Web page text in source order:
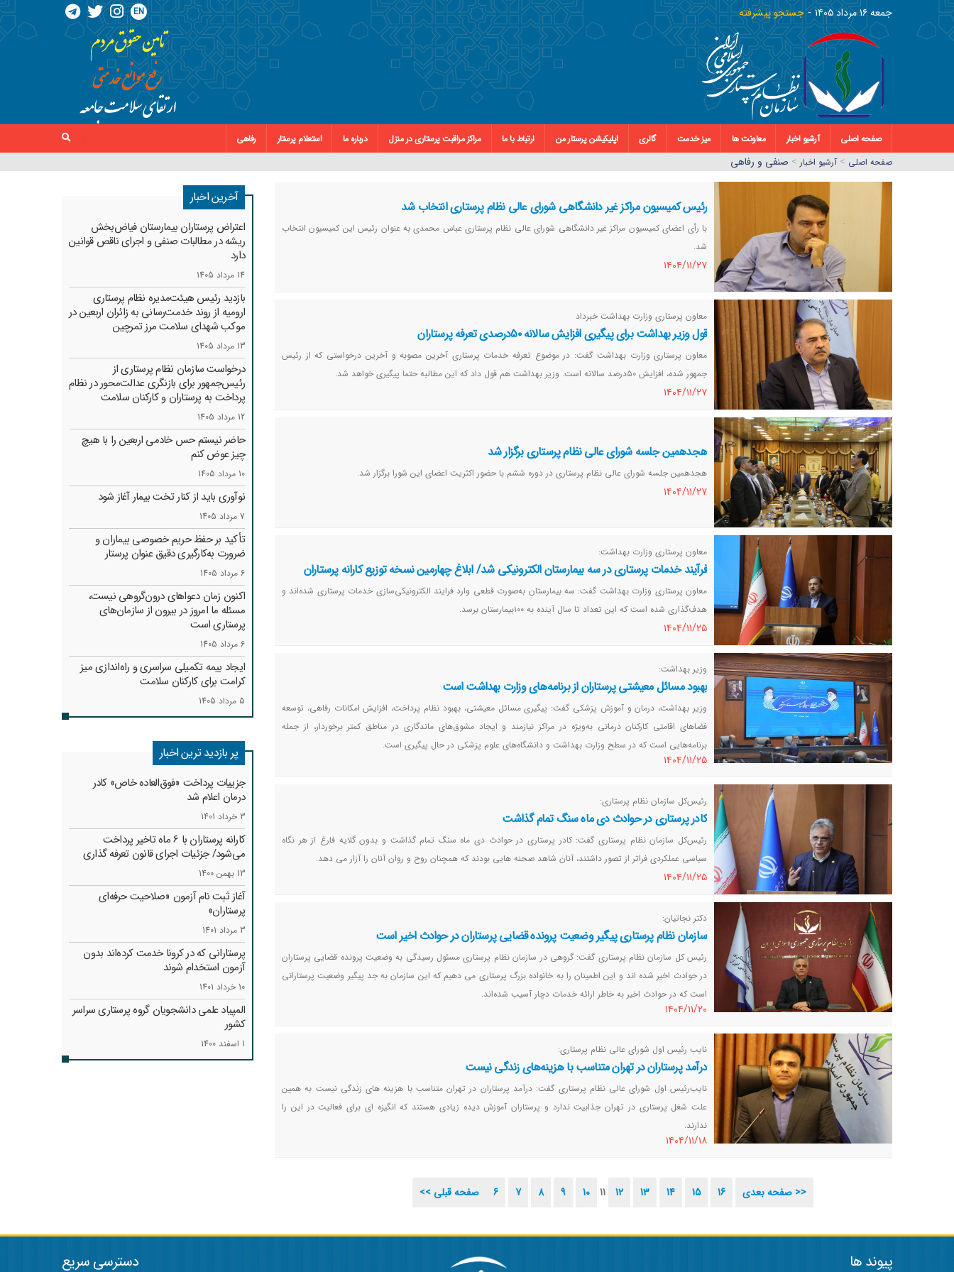
جمعه ١٦ مرداد ١٤٠٥ جستجو پیشرفته EN
صفحه اصلی آرشیو اخبار معاونت ها میز خدمت گالری اپلیکیشن پرستار من ارتباط با ما مراکز مراقبت پرستاری در منزل درباره ما استعلام پرستار
رفاهی
صفحه اصلي > آرشیو اخبار > صنفی و رفاهی
رئیس کمیسیون مراکز غیر دانشگاهی شورای عالی نظام پرستاری انتخاب شد
با رأی اعضای کمیسیون مراکز غیر دانشگاهی شورای عالی نظام پرستاری عباس محمدی به عنوان رئیس این کمیسیون انتخاب
شد.
١٤٠٤/١١/٢٧
معاون پرستاری وزارت بهداشت خبرداد
قول وزیر بهداشت برای پیگیری افزایش سالانه ۵۰درصدی تعرفه پرستاران
معاون پرستاری وزارت بهداشت گفت: در موضوع تعرفه خدمات پرستاری آخرین مصوبه و آخرین درخواستی که از رئیس
جمهور شده، افزایش ۵۰درصد سالانه است. وزیر بهداشت هم قول داد که این مطالبه حتما پیگیری خواهد شد.
١٤٠٤/١١/٢٧
هجدهمین جلسه شورای عالی نظام پرستاری برگزار شد
هجدهمین جلسه شورای عالی نظام پرستاری در دوره ششم با حضور اکثریت اعضای این شورا برگزار شد.
١٤٠٤/١١/٢٧
معاون پرستاری وزارت بهداشت:
فرآیند خدمات پرستاری در سه بیمارستان الکترونیکی شد/ ابلاغ چهارمین نسخه توزیع کارانه پرستاران
معاون پرستاری وزارت بهداشت گفت: سه بیمارستان به‌صورت قطعی وارد فرایند الکترونیکی‌سازی خدمات پرستاری شده‌اند و
هدف‌گذاری شده است که این تعداد تا سال آینده به ۱۰۰بیمارستان برسد.
١٤٠٤/١١/٢٥
وزیر بهداشت:
بهبود مسائل معیشتی پرستاران از برنامه‌های وزارت بهداشت است
وزیر بهداشت، درمان و آموزش پزشکی گفت: پیگیری مسائل معیشتی، بهبود نظام پرداخت، افزایش امکانات رفاهی، توسعه
فضاهای اقامتی کارکنان درمانی به‌ویژه در مراکز نیازمند و ایجاد مشوق‌های ماندگاری در مناطق کمتر برخوردار، از جمله
برنامه‌هایی است که در سطح وزارت بهداشت و دانشگاه‌های علوم پزشکی در حال پیگیری است.
١٤٠٤/١١/٢٥
رئیس‌کل سازمان نظام پرستاری:
کادر پرستاری در حوادث دی ماه سنگ تمام گذاشت
رئیس‌کل سازمان نظام پرستاری گفت: کادر پرستاری در حوادث دی ماه سنگ تمام گذاشت و بدون گلایه فارغ از هر نگاه
سیاسی عملکردی فراتر از تصور داشتند، آنان شاهد صحنه هایی بودند که همچنان روح و روان آنان را آزار می دهد.
١٤٠٤/١١/٢٥
دکتر نجاتیان:
سازمان نظام پرستاری پیگیر وضعیت پرونده قضایی پرستاران در حوادث اخیر است
رئیس کل سازمان نظام پرستاری گفت: گروهی در سازمان نظام پرستاری مسئول رسیدگی به وضعیت پرونده قضایی پرستاران
در حوادث اخیر شده اند و این اطمینان را به خانواده بزرگ پرستاری می دهیم که این سازمان به جد پیگیر وضعیت پرستارانی
است که در حوادث اخیر به خاطر ارائه خدمات دچار آسیب شده‌اند.
١٤٠٤/١١/٢٠
نایب رئیس اول شورای عالی نظام پرستاری:
درآمد پرستاران در تهران متناسب با هزینه‌های زندگی نیست
نایب‌رئیس اول شورای عالی نظام پرستاری گفت: درآمد پرستاران در تهران متناسب با هزینه های زندگی نیست به همین
علت شغل پرستاری در تهران جذابیت ندارد و پرستاران آموزش دیده زیادی هستند که انگیزه ای برای فعالیت در این را
ندارند.
١٤٠٤/١١/١٨
<< صفحه قبلی 6 7 8 9 10 11 12 13 14 15 16 صفحه بعدی >>
آخرین اخبار
اعتراض پرستاران بیمارستان فیاض‌بخش
ریشه در مطالبات صنفی و اجرای ناقص قوانین
دارد
14 مرداد 1405
بازدید رئیس هیئت‌مدیره نظام پرستاری
ارومیه از روند خدمت‌رسانی به زائران اربعین در
موکب شهدای سلامت مرز تمرچین
13 مرداد 1405
درخواست سازمان نظام پرستاری از
رئیس‌جمهور برای بازنگری عدالت‌محور در نظام
پرداخت به پرستاران و کارکنان سلامت
12 مرداد 1405
حاضر نیستم حس خادمی اربعین را با هیچ
چیز عوض کنم
10 مرداد 1405
نوآوری باید از کنار تخت بیمار آغاز شود
7 مرداد 1405
تأکید بر حفظ حریم خصوصی بیماران و
ضرورت به‌کارگیری دقیق عنوان پرستار
6 مرداد 1405
اکنون زمان دعواهای درون‌گروهی نیست،
مسئله ما امروز در بیرون از سازمان‌های
پرستاری است
6 مرداد 1405
ایجاد بیمه تکمیلی سراسری و راه‌اندازی میز
کرامت برای کارکنان سلامت
5 مرداد 1405
پر بازدید ترین اخبار
جزییات پرداخت «فوق‌العاده خاص» کادر
درمان اعلام شد
3 خرداد 1401
کارانه‌ پرستاران با 6 ماه تاخیر پرداخت
می‌شود/ جزئیات اجرای قانون تعرفه گذاری
13 بهمن 1400
آغاز ثبت نام آزمون «صلاحیت حرفه‌ای
پرستاران»
3 مرداد 1401
پرستارانی که در کرونا خدمت کرد‌ه‌اند بدون
آزمون استخدام شوند
10 خرداد 1401
المپیاد علمی دانشجویان گروه پرستاری سراسر
کشور
1 اسفند 1400
پیوند ها دسترسی سریع